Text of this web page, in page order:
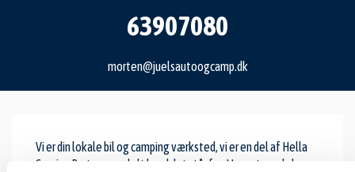
63907080
morten@juelsautoogcamp.dk
Vi er din lokale bil og camping værksted, vi er en del af Hella
Service Partner, med alt hvad det står for. Uanset om du bare